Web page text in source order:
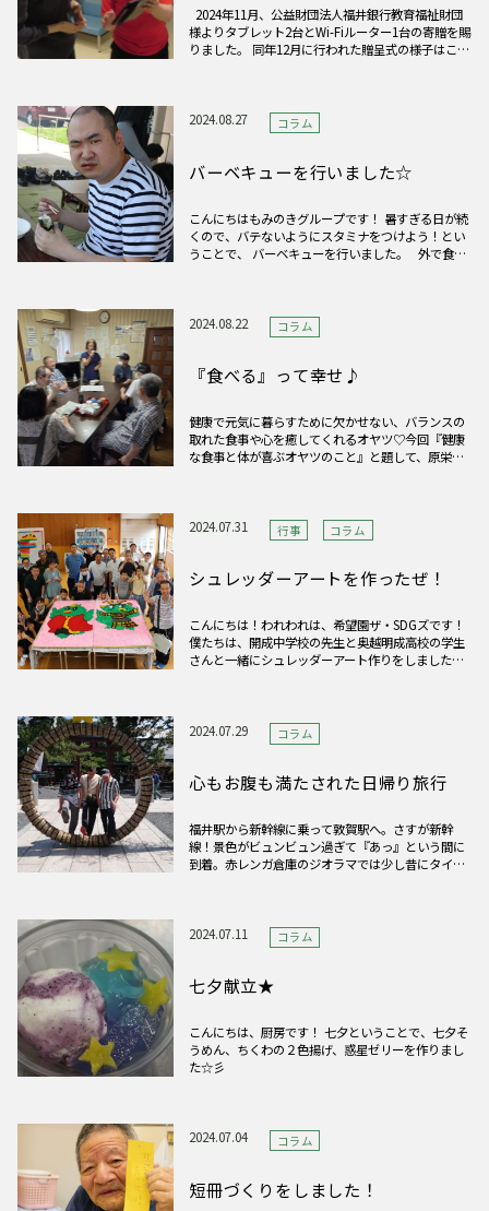
2024年11月、公益財団法人福井銀行教育福祉財団
様よりタブレット2台とWi-Fiルーター1台の寄贈を賜
りました。 同年12月に行われた贈呈式の様子はこち
2024.08.27
コラム
バーベキューを行いました☆
こんにちはもみのきグループです！ 暑すぎる日が続
くので、バテないようにスタミナをつけよう！とい
うことで、 バーベキューを行いました。 外で食べ
2024.08.22
コラム
『食べる』って幸せ♪
健康で元気に暮らすために欠かせない、バランスの
取れた食事や心を癒してくれるオヤツ♡今回『健康
な食事と体が喜ぶオヤツのこと』と題して、原栄養
をオーバーしてしまいまし
2024.07.31 行事 コラム
シュレッダーアートを作ったぜ！
こんにちは！われわれは、希望園ザ・SDGズです！
僕たちは、開成中学校の先生と奥越明成高校の学生
さんと一緒にシュレッダーアート作りをしました！
2024.07.29
コラム
心もお腹も満たされた日帰り旅行
福井駅から新幹線に乗って敦賀駅へ。さすが新幹
線！景色がビュンビュン過ぎて『あっ』という間に
到着。赤レンガ倉庫のジオラマでは少し昔にタイム
していますので、そちらも
2024.07.11 コラム
七夕献立★
こんにちは、厨房です！ 七夕ということで、七夕そ
うめん、ちくわの２色揚げ、惑星ゼリーを作りまし
た☆彡
2024.07.04 コラム
短冊づくりをしました！